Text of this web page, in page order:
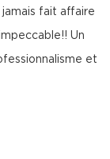
jamais fait affaire
Un
et